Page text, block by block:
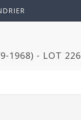
1968) - LOT 226